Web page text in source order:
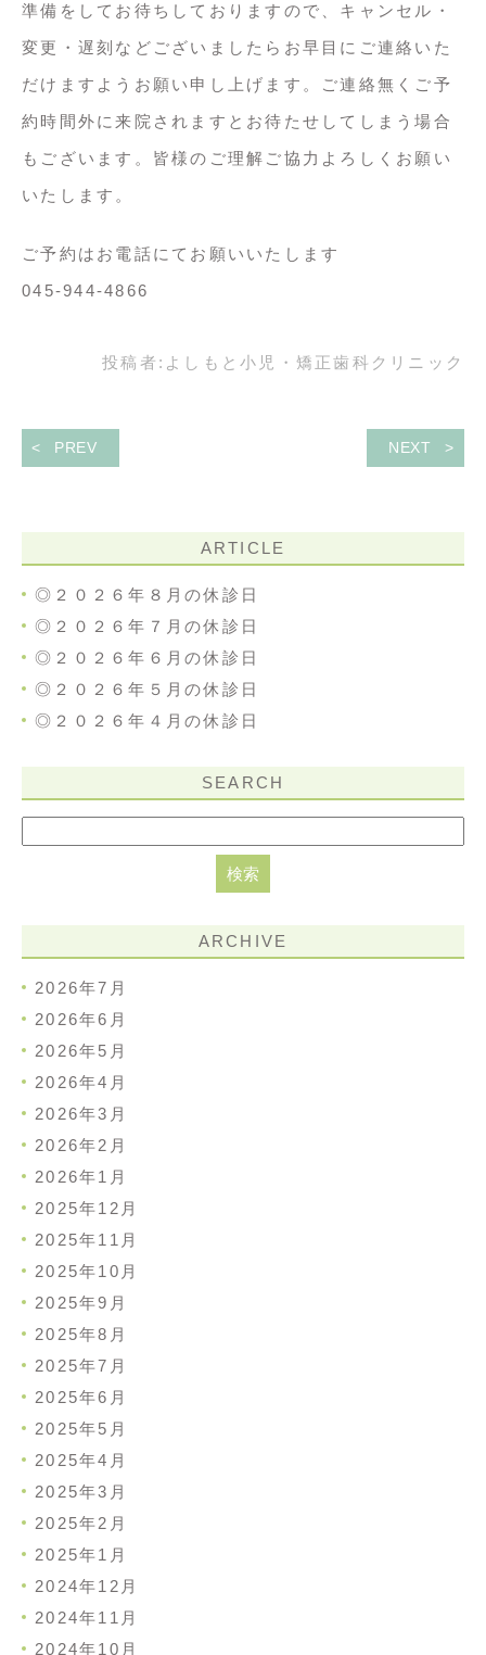
準備をしてお待ちしておりますので、キャンセル・
変更・遅刻などございましたらお早目にご連絡いた
だけますようお願い申し上げます。ご連絡無くご予
約時間外に来院されますとお待たせしてしまう場合
もございます。皆様のご理解ご協力よろしくお願い
いたします。
ご予約はお電話にてお願いいたします
045-944-4866
投稿者: よしもと小児・矯正歯科クリニック
PREV NEXT
ARTICLE
◎２０２６年８月の休診日
◎２０２６年７月の休診日
◎２０２６年６月の休診日
◎２０２６年５月の休診日
◎２０２６年４月の休診日
SEARCH
ARCHIVE
2026年7月
2026年6月
2026年5月
2026年4月
2026年3月
2026年2月
2026年1月
2025年12月
2025年11月
2025年10月
2025年9月
2025年8月
2025年7月
2025年6月
2025年5月
2025年4月
2025年3月
2025年2月
2025年1月
2024年12月
2024年11月
2024年10月